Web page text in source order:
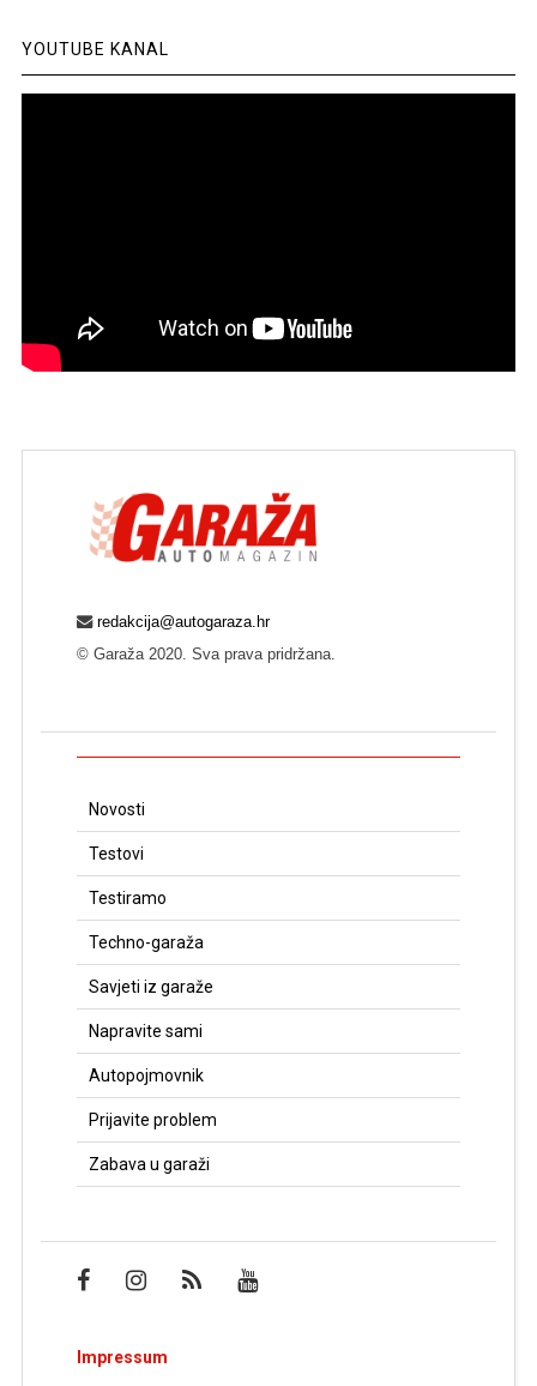
YOUTUBE KANAL
redakcija@autogaraza.hr
© Garaža 2020. Sva prava pridržana.
Novosti
Testovi
Testiramo
Techno-garaža
Savjeti iz garaže
Napravite sami
Autopojmovnik
Prijavite problem
Zabava u garaži
Impressum